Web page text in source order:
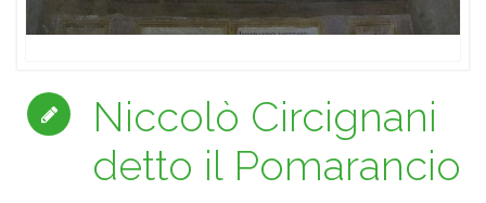
Niccolò Circignani
detto il Pomarancio